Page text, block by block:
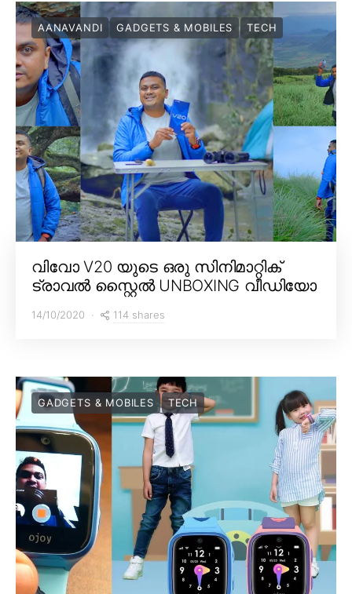
AANAVANDI GADGETS & MOBILES TECH
വിവോ V20 യുടെ ഒരു സിനിമാറ്റിക്
ട്രാവൽ സ്റ്റൈൽ UNBOXING വീഡിയോ
14/10/2020 114 shares
GADGETS & MOBILES TECH